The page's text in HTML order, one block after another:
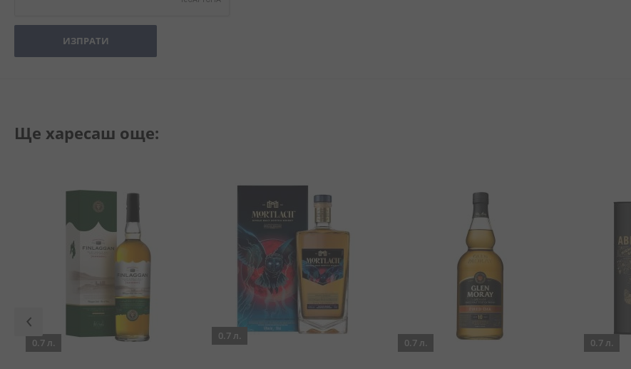
ИЗПРАТИ
Ще харесаш още:
0.7 л.
0.7 л.
0.7 л. 0.7 л.